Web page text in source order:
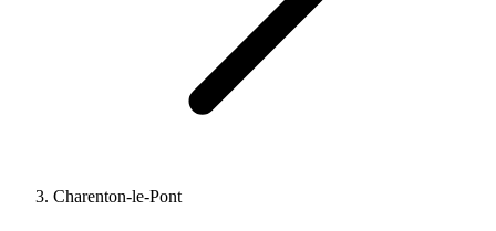
Charenton-le-Pont